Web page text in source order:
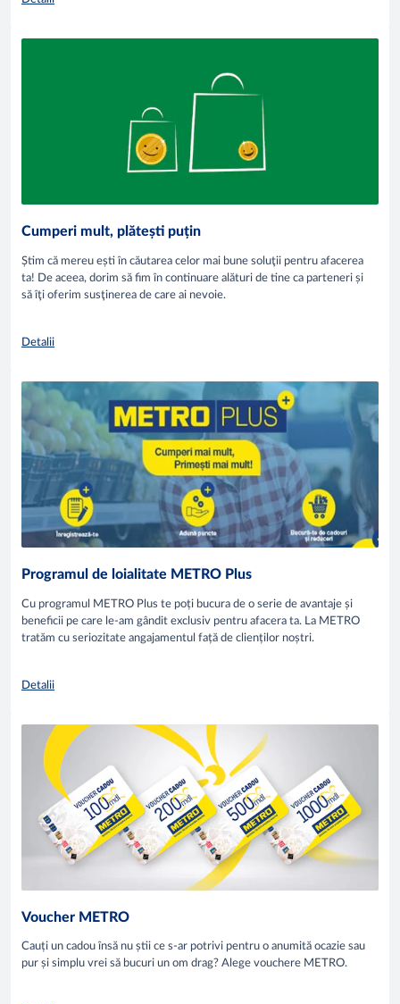
Cumperi mult, plătești puțin
Știm că mereu ești în căutarea celor mai bune soluţii pentru afacerea
ta! De aceea, dorim să fim în continuare alături de tine ca parteneri și
să îţi oferim susţinerea de care ai nevoie.
Detalii
Programul de loialitate METRO Plus
Cu programul METRO Plus te poți bucura de o serie de avantaje și
beneficii pe care le-am gândit exclusiv pentru afacera ta. La METRO
tratăm cu seriozitate angajamentul față de clienților noștri.
Detalii
Voucher METRO
Cauți un cadou însă nu știi ce s-ar potrivi pentru o anumită ocazie sau
pur și simplu vrei să bucuri un om drag? Alege vouchere METRO.